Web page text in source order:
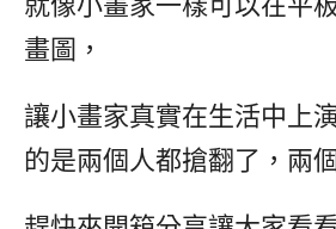
畫圖，
讓小畫家真實在生活中上
的是兩個人都搶翻了，兩